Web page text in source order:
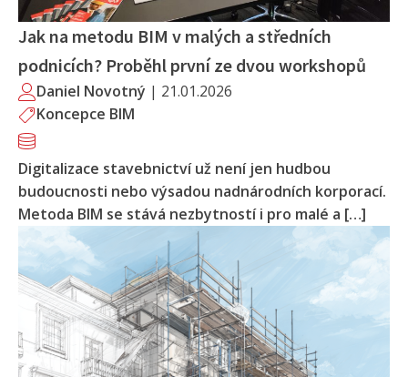
Jak na metodu BIM v malých a středních
podnicích? Proběhl první ze dvou workshopů
Daniel Novotný | 21.01.2026
Koncepce BIM
Digitalizace stavebnictví už není jen hudbou
budoucnosti nebo výsadou nadnárodních korporací.
Metoda BIM se stává nezbytností i pro malé a […]